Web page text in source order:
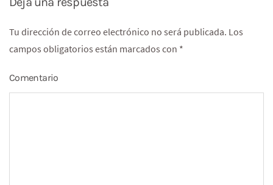
Tu dirección de correo electrónico no será publicada. Los
campos obligatorios están marcados con *
Comentario